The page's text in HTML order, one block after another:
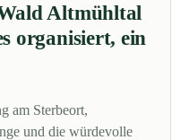
Altmühltal
organisiert, ein
am Sterbeort,
und die würdevolle